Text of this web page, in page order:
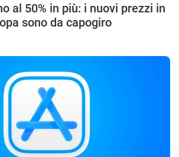
al 50% in più: i nuovi prezzi in
sono da capogiro